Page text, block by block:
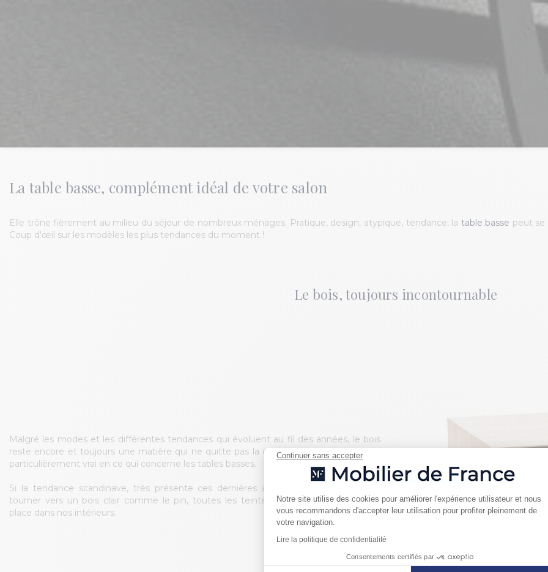
Continuer sans accepter
Plateforme de Gestion du
Notre site utilise des cookies pour améliorer l'expérience utilisateur et nous
vous recommandons d'accepter leur utilisation pour profiter pleinement de
votre navigation.
Lire la politique de confidentialité
Consentements certifiés par
Axeptio consent
La table basse, complément idéal de votre salon
Elle trône fièrement au milieu du séjour de nombreux ménages. Pratique, design, atypique, tendance, la table basse peut se
Coup d'œil sur les modèles les plus tendances du moment !
Le bois, toujours incontournable
Malgré les modes et les différentes tendances qui évoluent au fil des années, le bois
reste encore et toujours une matière qui ne quitte pas la décoration d'intérieur. C'est
particulièrement vrai en ce qui concerne les tables basses.
Si la tendance scandinave, très présente ces dernières années, encourageait à se
tourner vers un bois clair comme le pin, toutes les teintes trouvent désormais leur
place dans nos intérieurs.